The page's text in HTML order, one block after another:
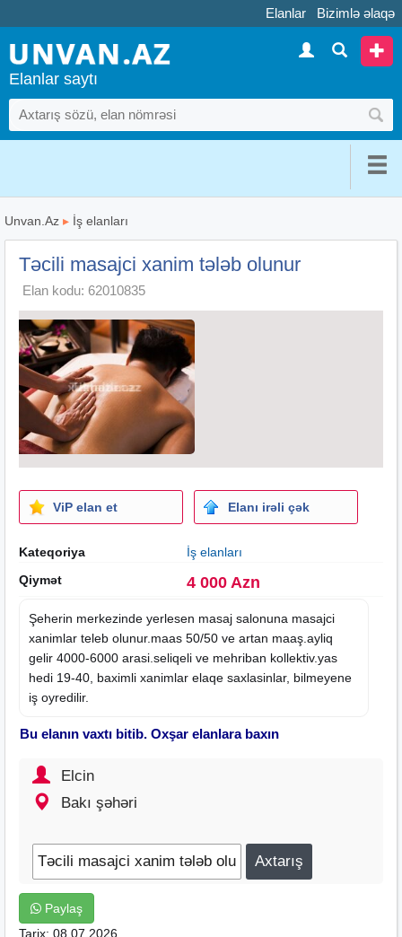
Elanlar Bizimlə əlaqə
Elanlar saytı
Unvan.Az ▸ İş elanları
Təcili masajci xanim tələb olunur
Elan kodu: 62010835
ViP elan et Elanı irəli çək
Kateqoriya
İş elanları
Qiymət
4 000 Azn
Şeherin merkezinde yerlesen masaj salonuna masajci
xanimlar teleb olunur.maas 50/50 ve artan maaş.ayliq
gelir 4000-6000 arasi.seliqeli ve mehriban kollektiv.yas
hedi 19-40, baximli xanimlar elaqe saxlasinlar, bilmeyene
iş oyredilir.
Bu elanın vaxtı bitib. Oxşar elanlara baxın
Elcin
Bakı şəhəri
Paylaş
Tarix: 08.07.2026